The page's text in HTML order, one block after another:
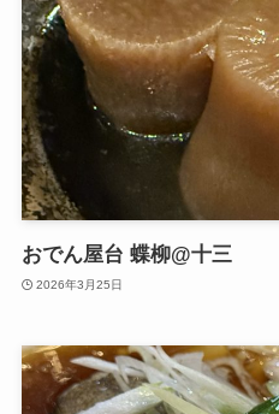
おでん屋台 蝶柳@十三
2026年3月25日